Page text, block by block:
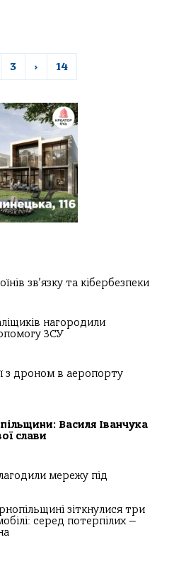
3 › 14
зв’язку та кібербезпеки
нагородили
ЗСУ
з дроном в аеропорту
Василя Іванчука
слави
мережу під
зіткнулися три
серед потерпілих —